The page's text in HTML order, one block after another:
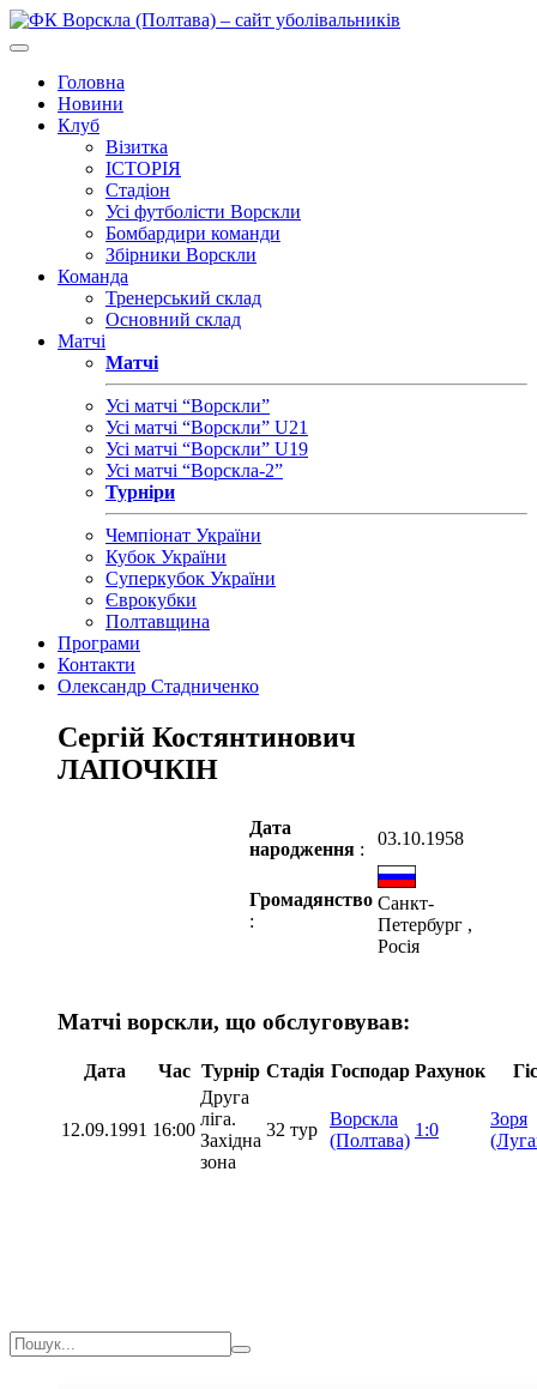
Головна
Новини
Клуб
Візитка
ІСТОРІЯ
Стадіон
Усі футболісти Ворскли
Бомбардири команди
Збірники Ворскли
Команда
Тренерський склад
Основний склад
Матчі
Матчі
Усі матчі “Ворскли”
Усі матчі “Ворскли” U21
Усі матчі “Ворскли” U19
Усі матчі “Ворскла-2”
Турніри
Чемпіонат України
Кубок України
Суперкубок України
Єврокубки
Полтавщина
Програми
Контакти
Олександр Стадниченко
Сергій Костянтинович
ЛАПОЧКІН
Дата
народження :
03.10.1958
Громадянство
:
Санкт-
Петербург ,
Росія
Матчі ворскли, що обслуговував:
Дата Час Турнір Стадія Господар Рахунок
12.09.1991 16:00
Друга
ліга.
Західна
зона
32 тур
Ворскла
(Полтава)
1:0
Зоря